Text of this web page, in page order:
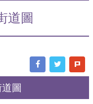
道圖
圖